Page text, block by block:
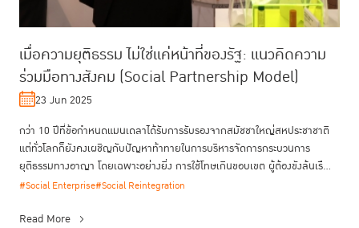
เมื่อความยุติธรรม ไม่ใช่แค่หน้าที่ของรัฐ: แนวคิดความ
ร่วมมือทางสังคม (Social Partnership Model)
23 Jun 2025
กว่า 10 ปีที่ข้อกำหนดแมนเดลาได้รับการรับรองจากสมัชชาใหญ่สหประชาชาติ
แต่ทั่วโลกก็ยังคงเผชิญกับปัญหาท้าทายในการบริหารจัดการกระบวนการ
ยุติธรรมทางอาญา โดยเฉพาะอย่างยิ่ง การใช้โทษเกินขอบเขต ผู้ต้องขังล้นเรื...
#Social Enterprise#Social Reintegration
Read More